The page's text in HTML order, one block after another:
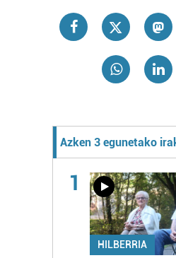
Azken 3 egunetako
1
HILBERRIA